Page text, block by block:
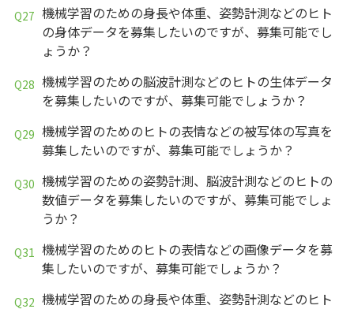
機械学習のための身長や体重、姿勢計測などのヒト
の身体データを募集したいのですが、募集可能でし
ょうか？
機械学習のための脳波計測などのヒトの生体データ
を募集したいのですが、募集可能でしょうか？
機械学習のためのヒトの表情などの被写体の写真を
募集したいのですが、募集可能でしょうか？
機械学習のための姿勢計測、脳波計測などのヒトの
数値データを募集したいのですが、募集可能でしょ
うか？
機械学習のためのヒトの表情などの画像データを募
集したいのですが、募集可能でしょうか？
機械学習のための身長や体重、姿勢計測などのヒト